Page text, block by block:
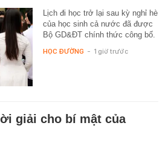
Lịch đi học trở lại sau kỳ nghỉ hè
của học sinh cả nước đã được
Bộ GD&ĐT chính thức công bố.
HỌC ĐƯỜNG - 1 giờ trước
giải cho bí mật của